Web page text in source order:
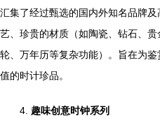
汇集了经过甄选的国内外知名品牌
艺、珍贵的材质（如陶瓷、钻石、
轮、万年历等复杂功能）。旨在为
值的时计珍品。
4. 趣味创意时钟系列